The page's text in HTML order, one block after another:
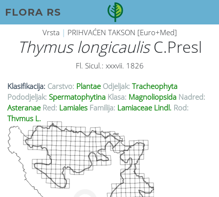
FLORA RS
Vrsta | PRIHVAĆEN TAKSON [Euro+Med]
Thymus longicaulisC.Presl
Fl. Sicul.: xxxvii. 1826
Klasifikacija: Carstvo: Plantae Odjeljak: Tracheophyta
Pododjeljak: Spermatophytina Klasa: Magnoliopsida Nadred:
Asteranae Red: Lamiales Familija: Lamiaceae Lindl. Rod:
Thymus L.